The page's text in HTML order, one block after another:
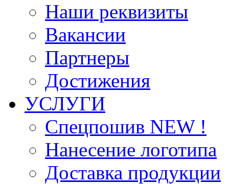
Наши реквизиты
Вакансии
Партнеры
Достижения
УСЛУГИ
Спецпошив NEW !
Нанесение логотипа
Доставка продукции